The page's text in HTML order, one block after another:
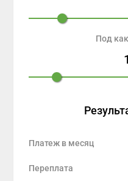
Под
Платеж в месяц
Переплата